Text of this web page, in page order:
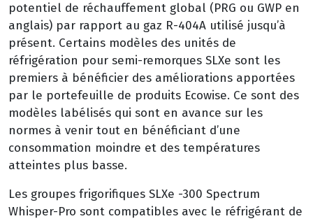
potentiel de réchauffement global (PRG ou GWP en
anglais) par rapport au gaz R-404A utilisé jusqu’à
présent. Certains modèles des unités de
réfrigération pour semi-remorques SLXe sont les
premiers à bénéficier des améliorations apportées
par le portefeuille de produits Ecowise. Ce sont des
modèles labélisés qui sont en avance sur les
normes à venir tout en bénéficiant d’une
consommation moindre et des températures
atteintes plus basse.
Les groupes frigorifiques SLXe -300 Spectrum
Whisper-Pro sont compatibles avec le réfrigérant de